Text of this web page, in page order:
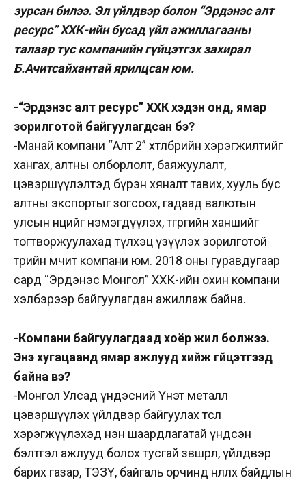
зурсан билээ. Эл үйлдвэр болон “Эрдэнэс алт
ресурс” ХХК-ийн бусад үйл ажиллагааны
талаар тус компанийн гүйцэтгэх захирал
Б.Ачитсайхантай ярилцсан юм.
-“Эрдэнэс алт ресурс” ХХК хэдэн онд, ямар
зорилготой байгуулагдсан бэ?
-Манай компани “Алт 2” хөтөлбөрийн хэрэгжилтийг
хангах, алтны олборлолт, баяжуулалт,
цэвэршүүлэлтэд бүрэн хяналт тавих, хууль бус
алтны экспортыг зогсоох, гадаад валютын
улсын нөөцийг нэмэгдүүлэх, төгрөгийн ханшийг
тогтворжуулахад түлхэц үзүүлэх зорилготой
төрийн өмчит компани юм. 2018 оны гуравдугаар
сард “Эрдэнэс Монгол” ХХК-ийн охин компани
хэлбэрээр байгуулагдан ажиллаж байна.
-Компани байгуулагдаад хоёр жил болжээ.
Энэ хугацаанд ямар ажлууд хийж гүйцэтгээд
байна вэ?
-Монгол Улсад үндэсний Үнэт металл
цэвэршүүлэх үйлдвэр байгуулах төсөл
хэрэгжүүлэхэд нэн шаардлагатай үндсэн
бэлтгэл ажлууд болох тусгай зөвшөөрөл, үйлдвэр
барих газар, ТЭЗҮ, байгаль орчинд нөлөөлөх байдлын